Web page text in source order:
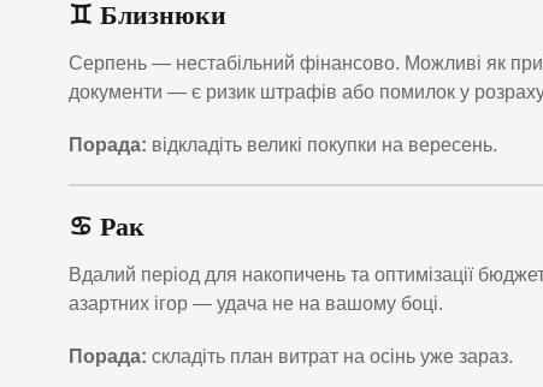
♊ Близнюки
Серпень — нестабільний фінансово. Можливі як
документи — є ризик штрафів або помилок у
Порада: відкладіть великі покупки на вересень.
♋ Рак
Вдалий період для накопичень та оптимізації
азартних ігор — удача не на вашому боці.
Порада: складіть план витрат на осінь уже зараз.